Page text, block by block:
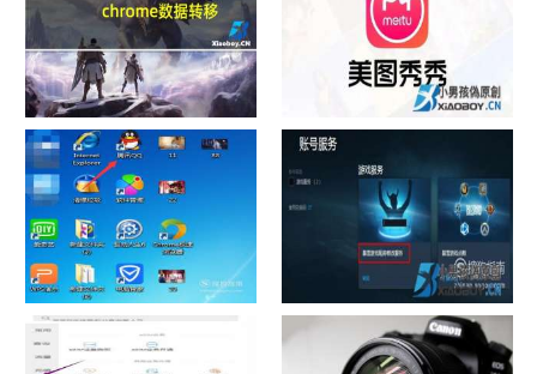
chrome数据转移 怎样给照片换背景
如何看认识QQ好友具体多少天
了
战网怎么修改昵称？